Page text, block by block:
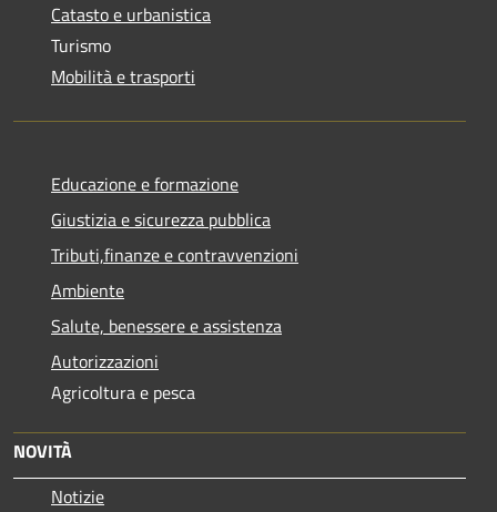
Catasto e urbanistica
Turismo
Mobilità e trasporti
Educazione e formazione
Giustizia e sicurezza pubblica
Tributi,finanze e contravvenzioni
Ambiente
Salute, benessere e assistenza
Autorizzazioni
Agricoltura e pesca
NOVITÀ
Notizie